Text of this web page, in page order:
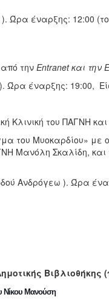
Ώρα έναρξης: 12:00
την Entranet και την
Ώρα έναρξης: 19:00,
Κλινική του ΠΑΓΝΗ
Μυοκαρδίου» με
Μανόλη Σκαλίδη, και
Ανδρόγεω ). Ώρα
Βιβλιοθήκης
Νίκου Μανούση